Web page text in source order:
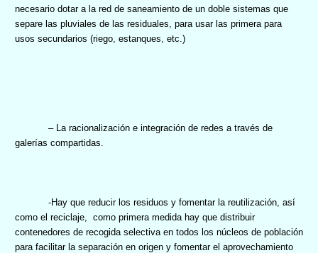
necesario dotar a la red de saneamiento de un doble sistemas que
separe las pluviales de las residuales, para usar las primera para
usos secundarios (riego, estanques, etc.)
– La racionalización e integración de redes a través de
galerías compartidas.
-Hay que reducir los residuos y fomentar la reutilización, así
como el reciclaje,
como primera medida hay que distribuir
contenedores de recogida selectiva en todos los núcleos de población
para facilitar la separación en origen y fomentar el aprovechamiento